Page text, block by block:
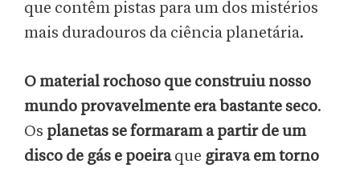
que contêm pistas para um dos mistérios
mais duradouros da ciência planetária.
O material rochoso que construiu nosso
mundo provavelmente era bastante seco.
Os planetas se formaram a partir de um
disco de gás e poeiraque girava em torno